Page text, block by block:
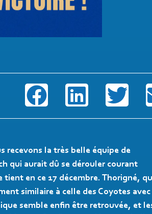
recevons la très belle équipe de
qui aurait dû se dérouler courant
en ce 17 décembre. Thorigné,
similaire à celle des Coyotes avec
semble enfin être retrouvée, et